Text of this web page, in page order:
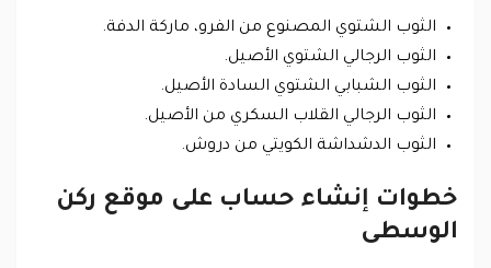
الثوب الشتوي المصنوع من الفرو، ماركة الدفة.
الثوب الرجالي الشتوي الأصيل.
الثوب الشبابي الشتوي السادة الأصيل.
الثوب الرجالي القلاب السكري من الأصيل.
الثوب الدشداشة الكويتي من دروش.
خطوات إنشاء حساب على موقع ركن
الوسطى